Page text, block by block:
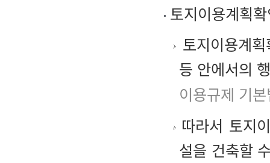
토지이용계획
토지이용계
등 안에서의
이용규제 기
따라서 토지
설을 건축할